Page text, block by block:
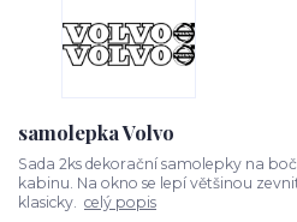
samolepka Volvo
Sada 2ks dekorační samolepky na
kabinu. Na okno se lepí většinou
klasicky. celý popis